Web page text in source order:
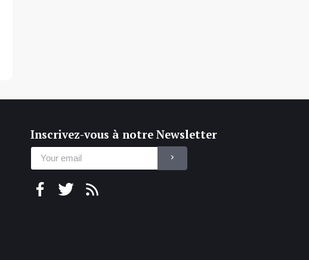
Inscrivez-vous à notre Newsletter